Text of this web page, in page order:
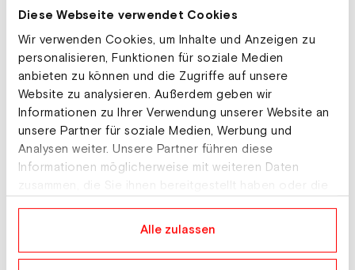
Diese Webseite verwendet Cookies
Wir verwenden Cookies, um Inhalte und Anzeigen zu
personalisieren, Funktionen für soziale Medien
anbieten zu können und die Zugriffe auf unsere
Website zu analysieren. Außerdem geben wir
Informationen zu Ihrer Verwendung unserer Website an
unsere Partner für soziale Medien, Werbung und
Analysen weiter. Unsere Partner führen diese
Informationen möglicherweise mit weiteren Daten
Alle zulassen
Freestyle
Skicross
Skibergsteigen
Paraski
Grasski
Zehn Neuzugänge im Nationalteam
Ein Blick auf die Bundesländer zeigt eine Dominanz
und der Steiermark (65). Das Nationalteam umfasst in
der kommenden Saison 67 Aktive, wobei mit Stephan